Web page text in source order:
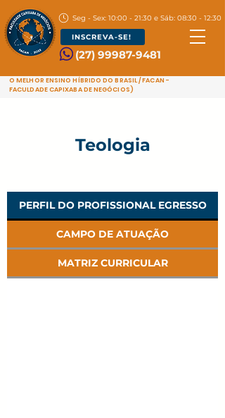
Seg - Sex: 10:00 - 21:30 e Sáb: 08:30 - 12:30
INSCREVA-SE!
(27) 99987-9481
O MELHOR ENSINO HÍBRIDO DO BRASIL / FACAN -
FACULDADE CAPIXABA DE NEGÓCIOS)
Teologia
PERFIL DO PROFISSIONAL EGRESSO
CAMPO DE ATUAÇÃO
MATRIZ CURRICULAR